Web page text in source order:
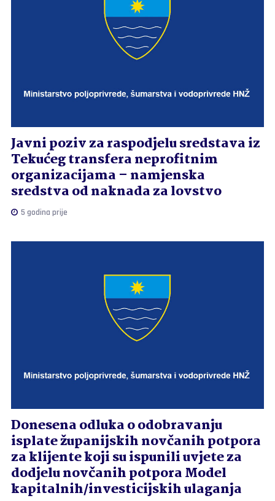
Javni poziv za raspodjelu sredstava iz
Tekućeg transfera neprofitnim
organizacijama – namjenska
sredstva od naknada za lovstvo
5 godina prije
Donesena odluka o odobravanju
isplate županijskih novčanih potpora
za klijente koji su ispunili uvjete za
dodjelu novčanih potpora Model
kapitalnih/investicijskih ulaganja